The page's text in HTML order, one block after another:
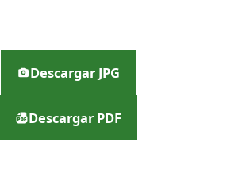
Descargar JPG
Descargar PDF